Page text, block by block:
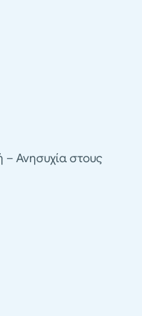
– Ανησυχία στους